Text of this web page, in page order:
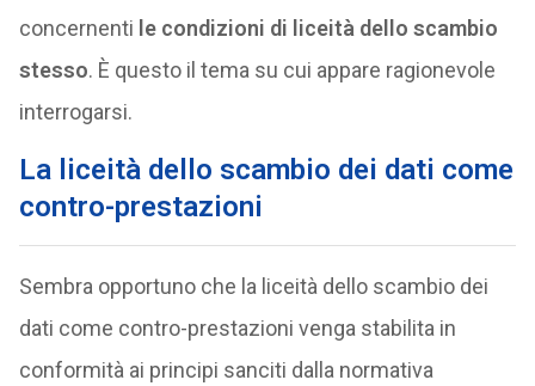
concernenti le condizioni di liceità dello scambio
stesso. È questo il tema su cui appare ragionevole
interrogarsi.
La liceità dello scambio dei dati come
contro-prestazioni
Sembra opportuno che la liceità dello scambio dei
dati come contro-prestazioni venga stabilita in
conformità ai principi sanciti dalla normativa